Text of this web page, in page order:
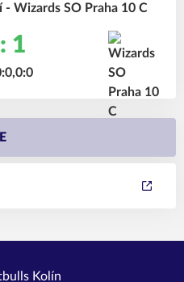
Wizards SO Praha 10 C
1